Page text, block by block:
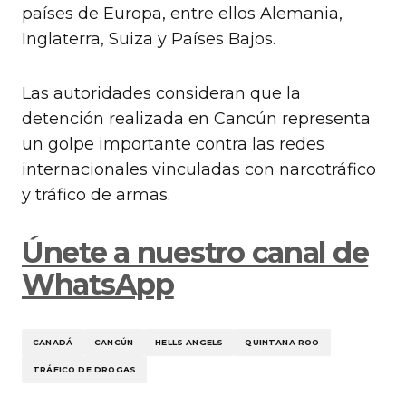
países de Europa, entre ellos Alemania,
Inglaterra, Suiza y Países Bajos.
Las autoridades consideran que la
detención realizada en Cancún representa
un golpe importante contra las redes
internacionales vinculadas con narcotráfico
y tráfico de armas.
Únete a nuestro canal de
WhatsApp
CANADÁ CANCÚN HELLS ANGELS QUINTANA ROO
TRÁFICO DE DROGAS